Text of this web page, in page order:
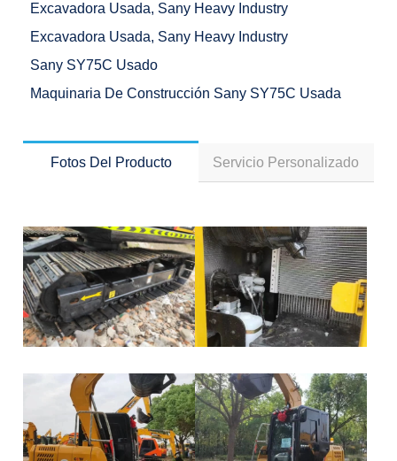
Excavadora Usada, Sany Heavy Industry
Excavadora Usada, Sany Heavy Industry
Sany SY75C Usado
Maquinaria De Construcción Sany SY75C Usada
Fotos Del Producto Servicio Personalizado